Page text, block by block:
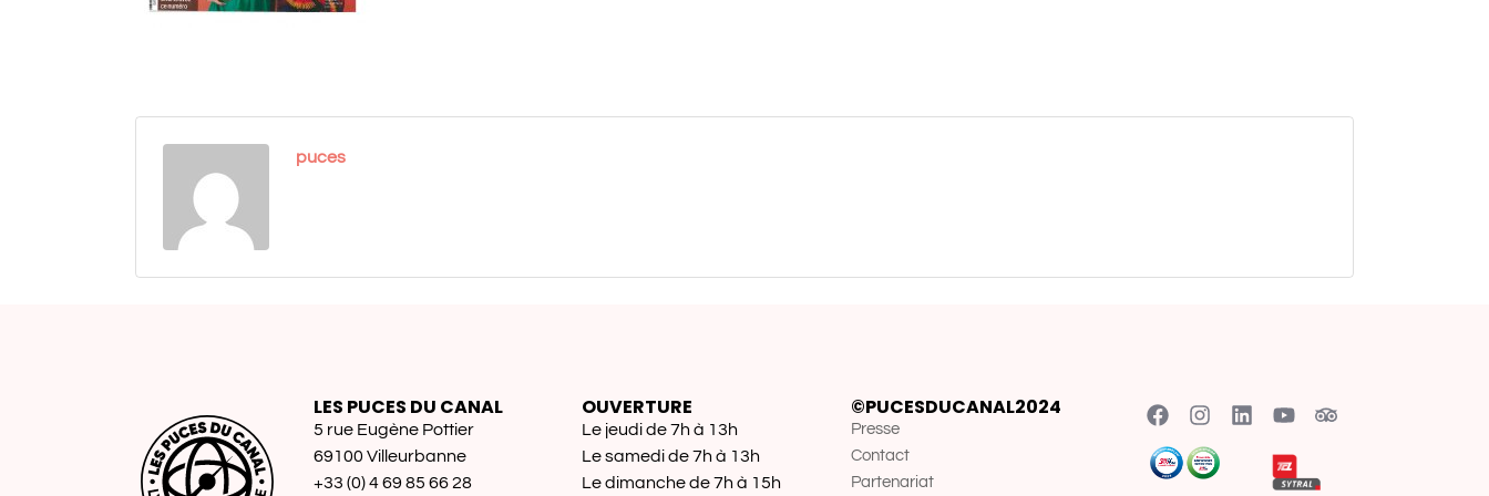
puces
LES PUCES DU CANAL
5 rue Eugène Pottier
69100 Villeurbanne
+33 (0) 4 69 85 66 28
OUVERTURE
Le jeudi de 7h à 13h
Le samedi de 7h à 13h
Le dimanche de 7h à 15h
©PUCESDUCANAL2024
Presse
Contact
Partenariat